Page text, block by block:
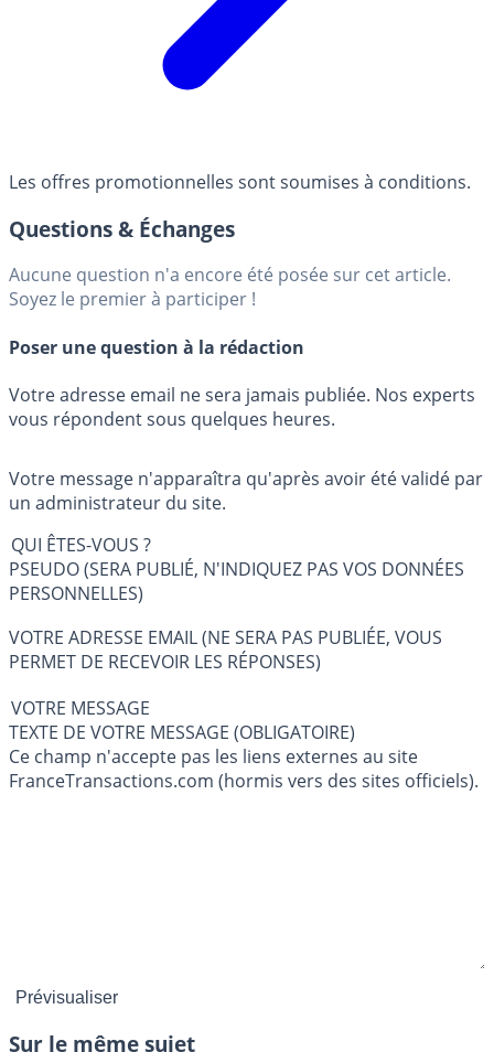
Les offres promotionnelles sont soumises à conditions.
Questions & Échanges
Aucune question n'a encore été posée sur cet article.
Soyez le premier à participer !
Poser une question à la rédaction
Votre adresse email ne sera jamais publiée. Nos experts
vous répondent sous quelques heures.
Votre message n'apparaîtra qu'après avoir été validé par
un administrateur du site.
QUI ÊTES-VOUS ?
PSEUDO (SERA PUBLIÉ, N'INDIQUEZ PAS VOS DONNÉES
PERSONNELLES)
VOTRE ADRESSE EMAIL (NE SERA PAS PUBLIÉE, VOUS
PERMET DE RECEVOIR LES RÉPONSES)
VOTRE MESSAGE
TEXTE DE VOTRE MESSAGE (OBLIGATOIRE)
Ce champ n'accepte pas les liens externes au site
FranceTransactions.com (hormis vers des sites officiels).